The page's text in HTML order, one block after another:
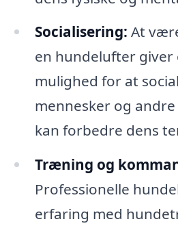
Socialisering: At
en hundelufter giver
mulighed for at
mennesker og
kan forbedre dens
Træning og
Professionelle
erfaring med